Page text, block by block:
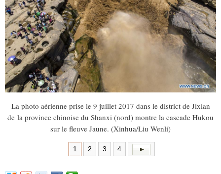
TOURISME DOCUMENTS
DOSSIERS PHOTOS
VIDÉOS
La photo aérienne prise le 9 juillet 2017 dans le district de Jixian
de la province chinoise du Shanxi (nord) montre la cascade Hukou
sur le fleuve Jaune. (Xinhua/Liu Wenli)
1 2 3 4